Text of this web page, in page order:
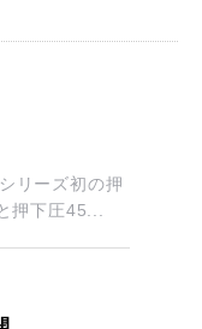
リーズ初の押
下圧45...